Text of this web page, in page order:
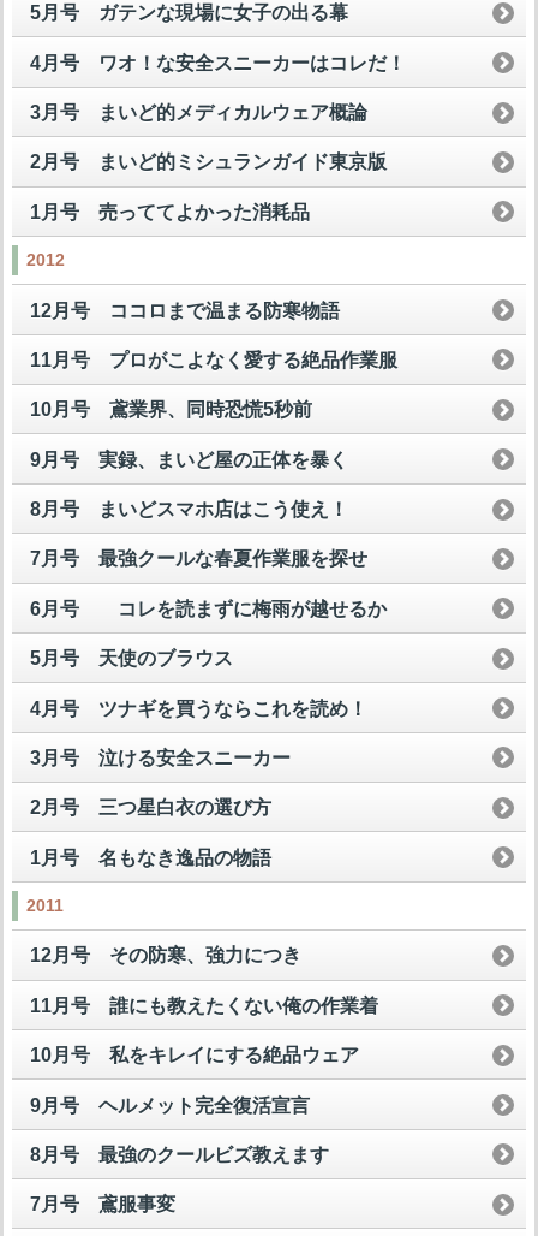
5月号 ガテンな現場に女子の出る幕
4月号 ワオ！な安全スニーカーはコレだ！
3月号 まいど的メディカルウェア概論
2月号 まいど的ミシュランガイド東京版
1月号 売っててよかった消耗品
2012
12月号 ココロまで温まる防寒物語
11月号 プロがこよなく愛する絶品作業服
10月号 鳶業界、同時恐慌5秒前
9月号 実録、まいど屋の正体を暴く
8月号 まいどスマホ店はこう使え！
7月号 最強クールな春夏作業服を探せ
6月号 コレを読まずに梅雨が越せるか
5月号 天使のブラウス
4月号 ツナギを買うならこれを読め！
3月号 泣ける安全スニーカー
2月号 三つ星白衣の選び方
1月号 名もなき逸品の物語
2011
12月号 その防寒、強力につき
11月号 誰にも教えたくない俺の作業着
10月号 私をキレイにする絶品ウェア
9月号 ヘルメット完全復活宣言
8月号 最強のクールビズ教えます
7月号 鳶服事変